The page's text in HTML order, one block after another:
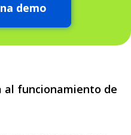
demo
al funcionamiento de